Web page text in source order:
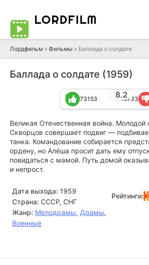
LORDFILM
Лордфильм » Фильмы » Баллада о солдате
Баллада о солдате (1959)
8.2
73153 15733
Великая Отечественная война. Молодой
Скворцов совершает подвиг —
танка. Командование собирается
ордену, но Алёша просит дать ему
повидаться с мамой. Путь домой
и непрост.
Дата выхода: 1959
Страна: СССР, СНГ
Жанр: Мелодрамы, Драмы,
Военные
Рейтинги: